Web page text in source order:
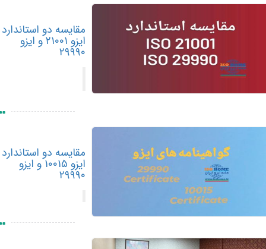
مقایسه دو استاندارد
ایزو ۲۱۰۰۱ و ایزو
۲۹۹۹۰
مقایسه دو استاندارد
ایزو ۱۰۰۱۵ و ایزو
۲۹۹۹۰